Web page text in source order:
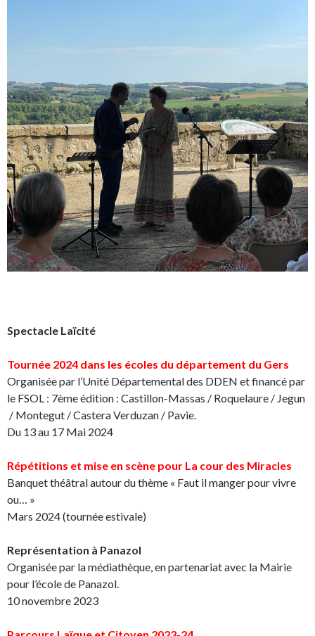
Spectacle Laïcité
Tournée 2024 dans les écoles du département du Gers
Organisée par l’Unité Départemental des DDEN et financé par
le FSOL : 7ème édition : Castillon-Massas / Roquelaure / Jegun
/ Montegut / Castera Verduzan / Pavie.
Du 13 au 17 Mai 2024
Répétitions et mise en scène pour La cour des Miracles
Banquet théâtral autour du thème « Faut il manger pour vivre
ou… »
Mars 2024 (tournée estivale)
Représentation à Panazol
Organisée par la médiathèque, en partenariat avec la Mairie
pour l’école de Panazol.
10 novembre 2023